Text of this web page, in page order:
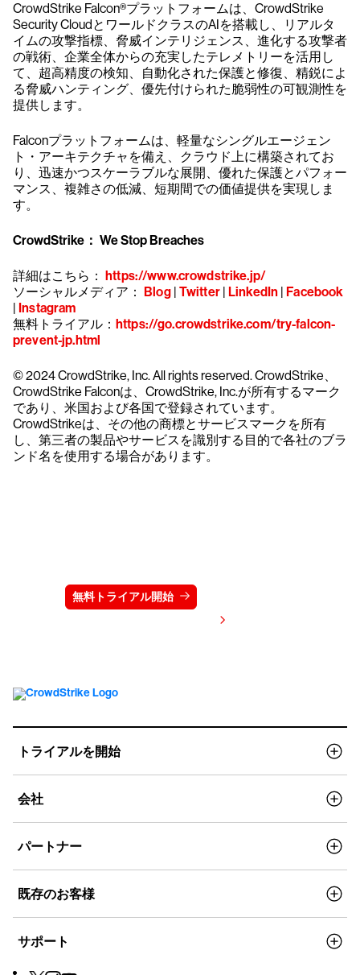
CrowdStrike Falcon®プラットフォームは、CrowdStrike
Security CloudとワールドクラスのAIを搭載し、リアルタ
イムの攻撃指標、脅威インテリジェンス、進化する攻撃者
の戦術、企業全体からの充実したテレメトリーを活用し
て、超高精度の検知、自動化された保護と修復、精鋭によ
る脅威ハンティング、優先付けられた脆弱性の可観測性を
提供します。
Falconプラットフォームは、軽量なシングルエージェン
ト・アーキテクチャを備え、クラウド上に構築されてお
り、迅速かつスケーラブルな展開、優れた保護とパフォー
マンス、複雑さの低減、短期間での価値提供を実現しま
す。
CrowdStrike： We Stop Breaches
詳細はこちら： https://www.crowdstrike.jp/
ソーシャルメディア： Blog| Twitter| LinkedIn | Facebook
| Instagram
無料トライアル： https://go.crowdstrike.com/try-falcon-
prevent-jp.html
© 2024 CrowdStrike, Inc. All rights reserved. CrowdStrike、
CrowdStrike Falconは、CrowdStrike, Inc.が所有するマーク
であり、米国および各国で登録されています。
CrowdStrikeは、その他の商標とサービスマークを所有
し、第三者の製品やサービスを識別する目的で各社のブラ
ンド名を使用する場合があります。
無料トライアル開始
トライアルを開始
会社
パートナー
既存のお客様
サポート